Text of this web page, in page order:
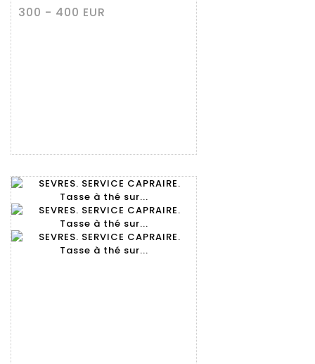
300 - 400 EUR